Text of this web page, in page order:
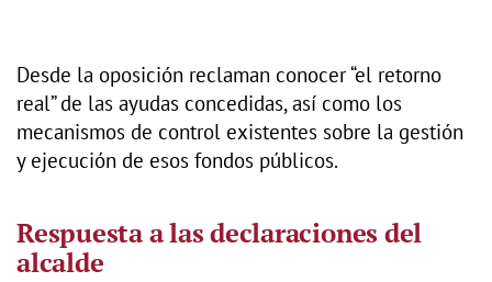
Desde la oposición reclaman conocer “el retorno
real” de las ayudas concedidas, así como los
mecanismos de control existentes sobre la gestión
y ejecución de esos fondos públicos.
Respuesta a las declaraciones del
alcalde